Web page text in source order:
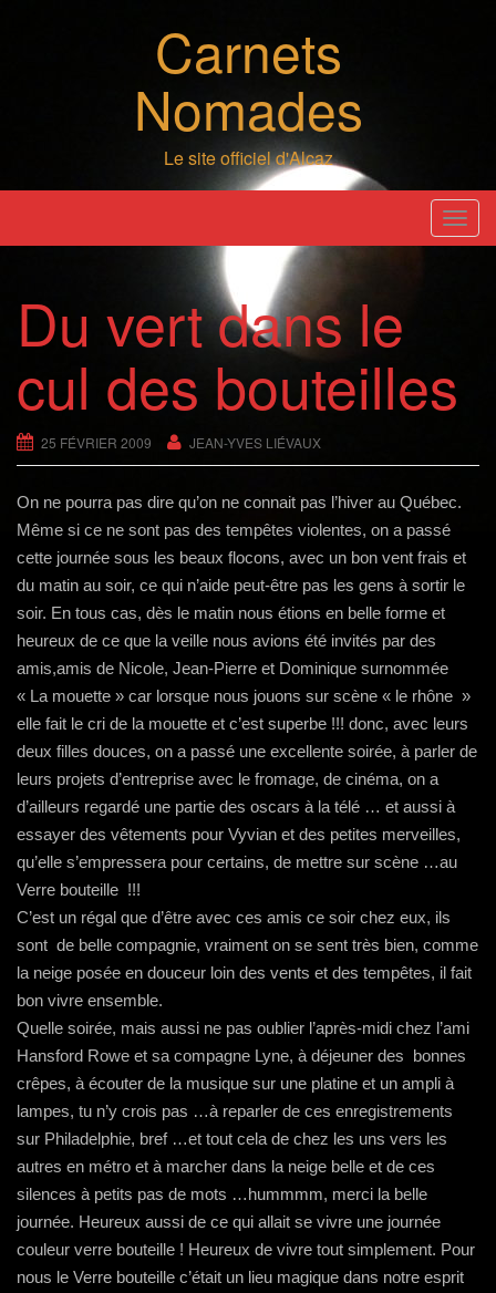
Carnets
Nomades
Le site officiel d'Alcaz
T
o
n
i
g
t
i
Du vert dans le
cul des bouteilles
25 FÉVRIER 2009 JEAN-YVES LIÉVAUX
On ne pourra pas dire qu’on ne connait pas l’hiver au Québec.
Même si ce ne sont pas des tempêtes violentes, on a passé
cette journée sous les beaux flocons, avec un bon vent frais et
du matin au soir, ce qui n’aide peut-être pas les gens à sortir le
soir. En tous cas, dès le matin nous étions en belle forme et
heureux de ce que la veille nous avions été invités par des
amis,amis de Nicole, Jean-Pierre et Dominique surnommée
« La mouette » car lorsque nous jouons sur scène « le rhône »
elle fait le cri de la mouette et c’est superbe !!! donc, avec leurs
deux filles douces, on a passé une excellente soirée, à parler de
leurs projets d’entreprise avec le fromage, de cinéma, on a
d’ailleurs regardé une partie des oscars à la télé … et aussi à
essayer des vêtements pour Vyvian et des petites merveilles,
qu’elle s’empressera pour certains, de mettre sur scène …au
Verre bouteille !!!
C’est un régal que d’être avec ces amis ce soir chez eux, ils
sont de belle compagnie, vraiment on se sent très bien, comme
la neige posée en douceur loin des vents et des tempêtes, il fait
bon vivre ensemble.
Quelle soirée, mais aussi ne pas oublier l’après-midi chez l’ami
Hansford Rowe et sa compagne Lyne, à déjeuner des bonnes
crêpes, à écouter de la musique sur une platine et un ampli à
lampes, tu n’y crois pas …à reparler de ces enregistrements
sur Philadelphie, bref …et tout cela de chez les uns vers les
autres en métro et à marcher dans la neige belle et de ces
silences à petits pas de mots …hummmm, merci la belle
journée. Heureux aussi de ce qui allait se vivre une journée
couleur verre bouteille ! Heureux de vivre tout simplement. Pour
nous le Verre bouteille c’était un lieu magique dans notre esprit